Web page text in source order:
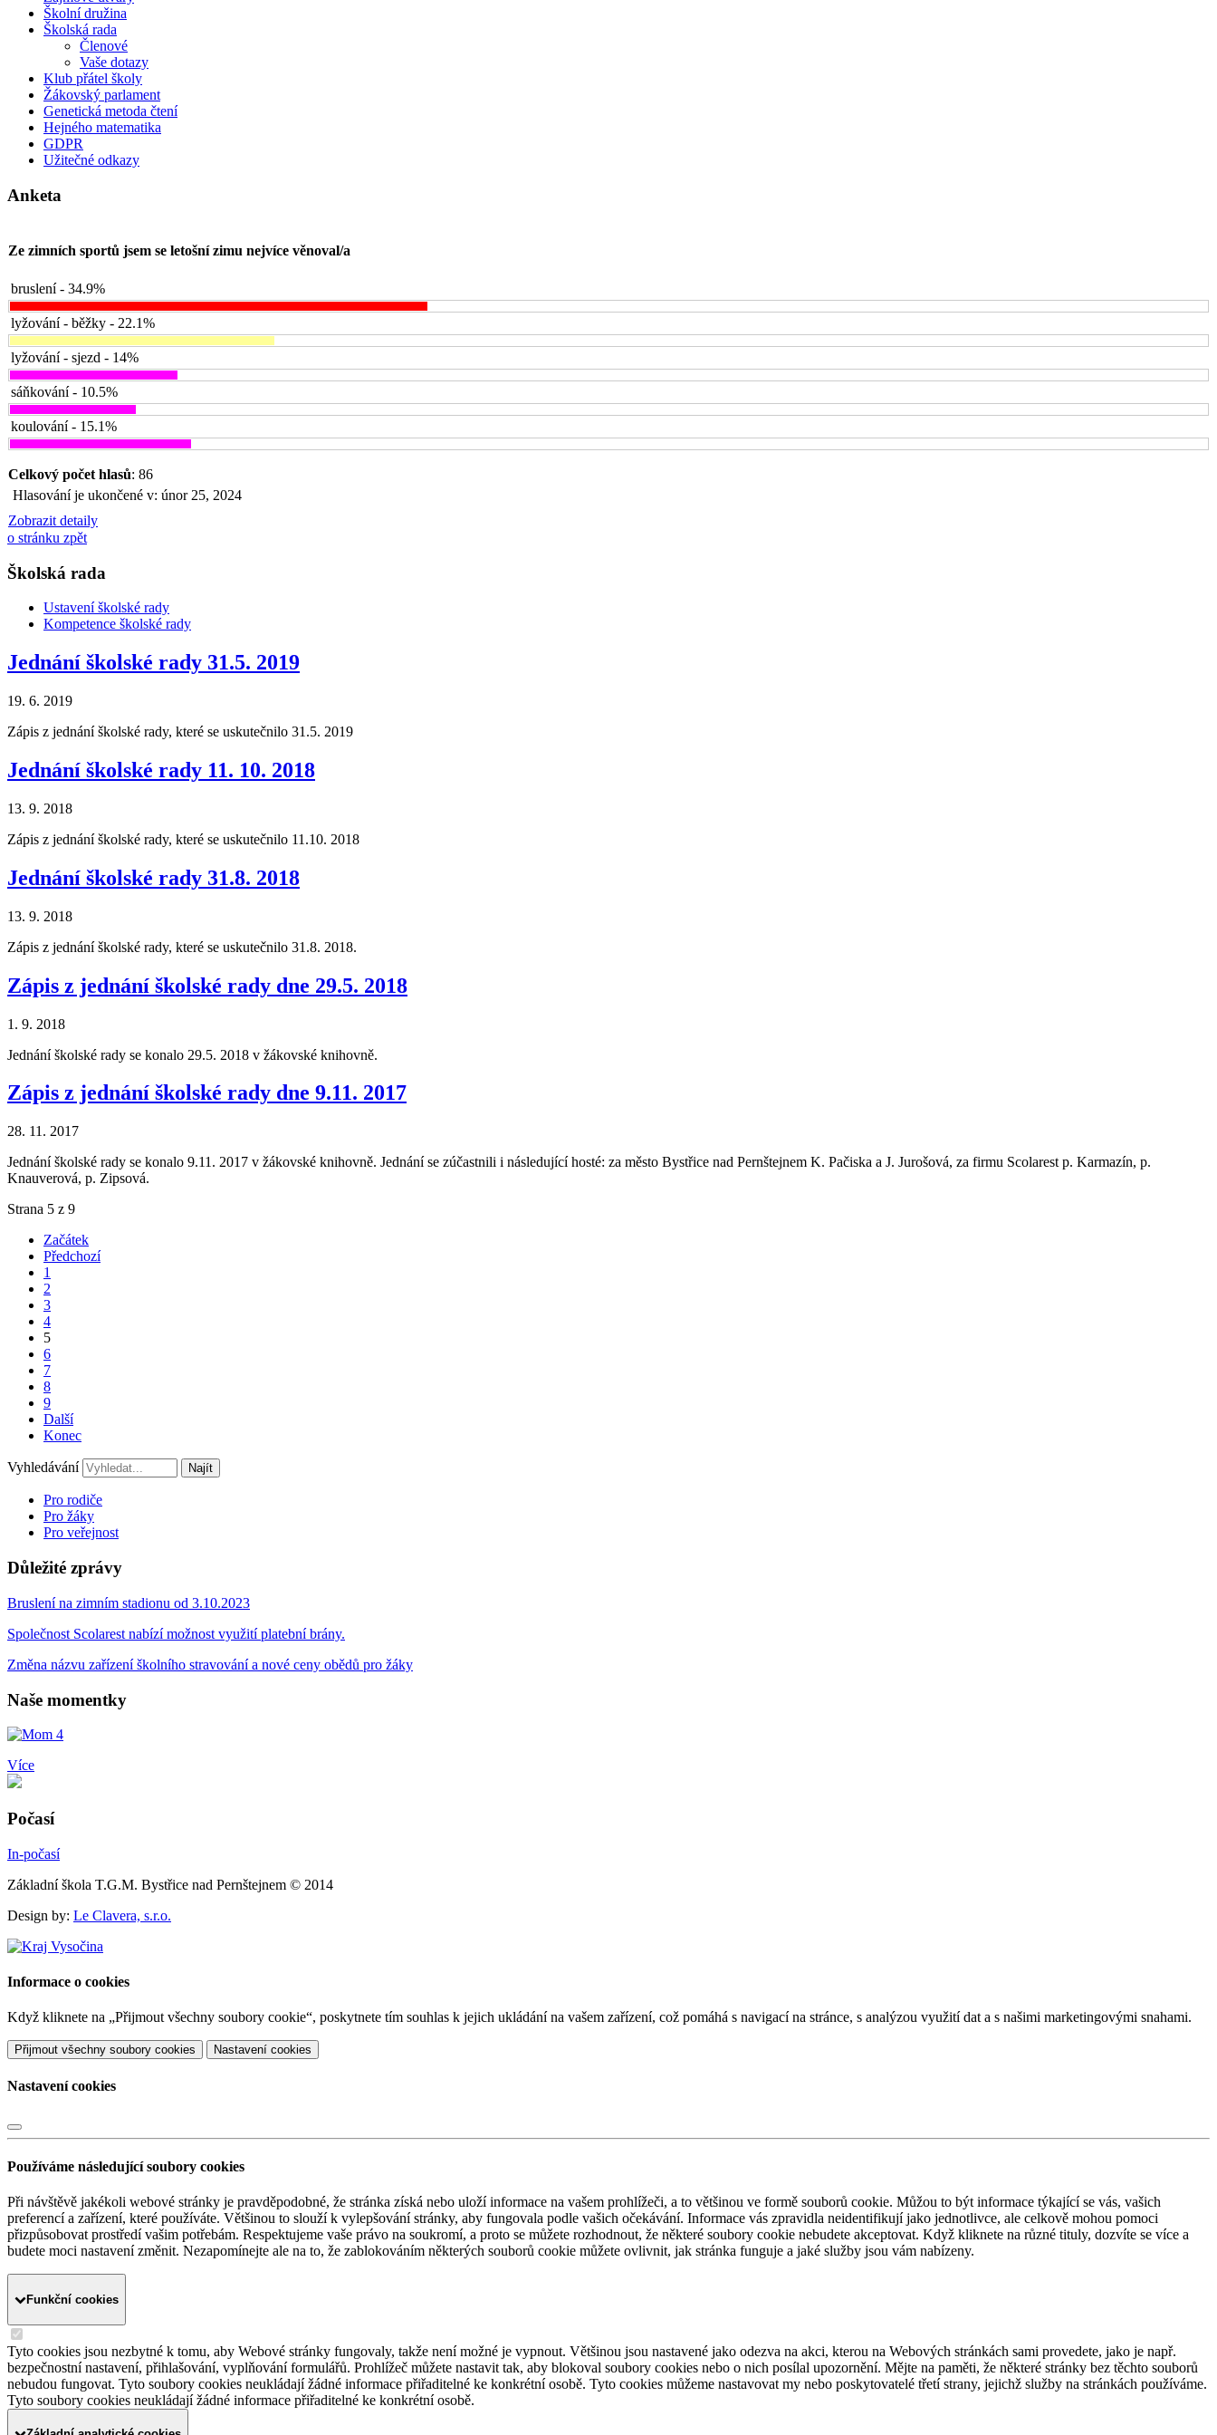
Školní družina
Školská rada
Členové
Vaše dotazy
Klub přátel školy
Žákovský parlament
Genetická metoda čtení
Hejného matematika
GDPR
Užitečné odkazy
Anketa
Ze zimních sportů jsem se letošní zimu nejvíce věnoval/a
bruslení - 34.9%
lyžování - běžky - 22.1%
lyžování - sjezd - 14%
sáňkování - 10.5%
koulování - 15.1%
Celkový počet hlasů: 86
Hlasování je ukončené v: únor 25, 2024
Zobrazit detaily
o stránku zpět
Školská rada
Ustavení školské rady
Kompetence školské rady
Jednání školské rady 31.5. 2019
19. 6. 2019
Zápis z jednání školské rady, které se uskutečnilo 31.5. 2019
Jednání školské rady 11. 10. 2018
13. 9. 2018
Zápis z jednání školské rady, které se uskutečnilo 11.10. 2018
Jednání školské rady 31.8. 2018
13. 9. 2018
Zápis z jednání školské rady, které se uskutečnilo 31.8. 2018.
Zápis z jednání školské rady dne 29.5. 2018
1. 9. 2018
Jednání školské rady se konalo 29.5. 2018 v žákovské knihovně.
Zápis z jednání školské rady dne 9.11. 2017
28. 11. 2017
Jednání školské rady se konalo 9.11. 2017 v žákovské knihovně. Jednání se zúčastnili i následující hosté: za město Bystřice nad Pernštejnem K. Pačiska a J. Jurošová, za firmu Scolarest p. Karmazín, p.
Knauverová, p. Zipsová.
Strana 5 z 9
Začátek
Předchozí
1
2
3
4
5
6
7
8
9
Další
Konec
Vyhledávání Najít
Pro rodiče
Pro žáky
Pro veřejnost
Důležité zprávy
Bruslení na zimním stadionu od 3.10.2023
Společnost Scolarest nabízí možnost využití platební brány.
Změna názvu zařízení školního stravování a nové ceny obědů pro žáky
Naše momentky
Více
Počasí
In-počasí
Základní škola T.G.M. Bystřice nad Pernštejnem © 2014
Design by: Le Clavera, s.r.o.
Informace o cookies
Když kliknete na „Přijmout všechny soubory cookie“, poskytnete tím souhlas k jejich ukládání na vašem zařízení, což pomáhá s navigací na stránce, s analýzou využití dat a s našimi marketingovými snahami.
Přijmout všechny soubory cookies Nastavení cookies
Nastavení cookies
Používáme následující soubory cookies
Při návštěvě jakékoli webové stránky je pravděpodobné, že stránka získá nebo uloží informace na vašem prohlížeči, a to většinou ve formě souborů cookie. Můžou to být informace týkající se vás, vašich
preferencí a zařízení, které používáte. Většinou to slouží k vylepšování stránky, aby fungovala podle vašich očekávání. Informace vás zpravidla neidentifikují jako jednotlivce, ale celkově mohou pomoci
přizpůsobovat prostředí vašim potřebám. Respektujeme vaše právo na soukromí, a proto se můžete rozhodnout, že některé soubory cookie nebudete akceptovat. Když kliknete na různé tituly, dozvíte se více a
budete moci nastavení změnit. Nezapomínejte ale na to, že zablokováním některých souborů cookie můžete ovlivnit, jak stránka funguje a jaké služby jsou vám nabízeny.
Funkční cookies
Tyto cookies jsou nezbytné k tomu, aby Webové stránky fungovaly, takže není možné je vypnout. Většinou jsou nastavené jako odezva na akci, kterou na Webových stránkách sami provedete, jako je např.
bezpečnostní nastavení, přihlašování, vyplňování formulářů. Prohlížeč můžete nastavit tak, aby blokoval soubory cookies nebo o nich posílal upozornění. Mějte na paměti, že některé stránky bez těchto souborů
nebudou fungovat. Tyto soubory cookies neukládají žádné informace přiřaditelné ke konkrétní osobě. Tyto cookies můžeme nastavovat my nebo poskytovatelé třetí strany, jejichž služby na stránkách používáme.
Tyto soubory cookies neukládají žádné informace přiřaditelné ke konkrétní osobě.